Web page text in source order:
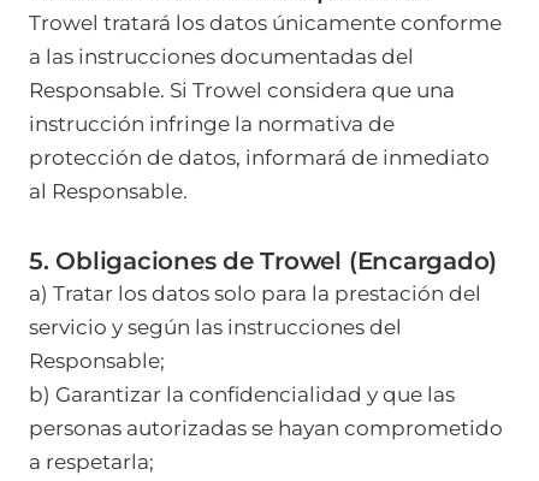
Trowel tratará los datos únicamente conforme
a las instrucciones documentadas del
Responsable. Si Trowel considera que una
instrucción infringe la normativa de
protección de datos, informará de inmediato
al Responsable.
5. Obligaciones de Trowel (Encargado)
a) Tratar los datos solo para la prestación del
servicio y según las instrucciones del
Responsable;
b) Garantizar la confidencialidad y que las
personas autorizadas se hayan comprometido
a respetarla;